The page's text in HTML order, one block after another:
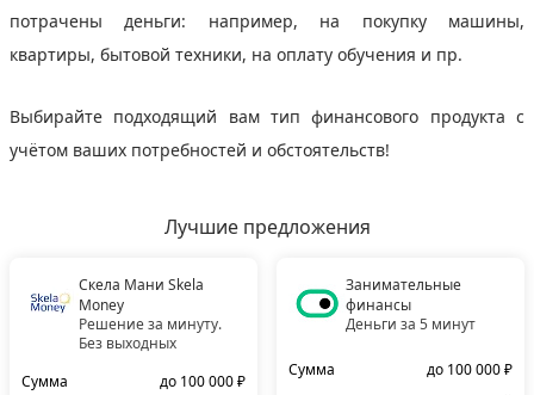
потрачены деньги: например, на покупку машины,
квартиры, бытовой техники, на оплату обучения и пр.
Выбирайте подходящий вам тип финансового продукта с
учётом ваших потребностей и обстоятельств!
Лучшие предложения
Скела Мани Skela
Money
Решение за минуту.
Без выходных
Сумма
до 100 000 ₽
Занимательные
финансы
Деньги за 5 минут
Сумма
до 100 000 ₽